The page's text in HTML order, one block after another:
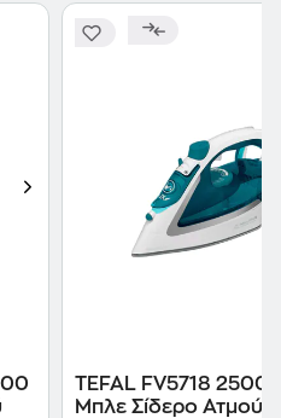
TEFAL FV5718 2500
Μπλε Σίδερο Ατμού